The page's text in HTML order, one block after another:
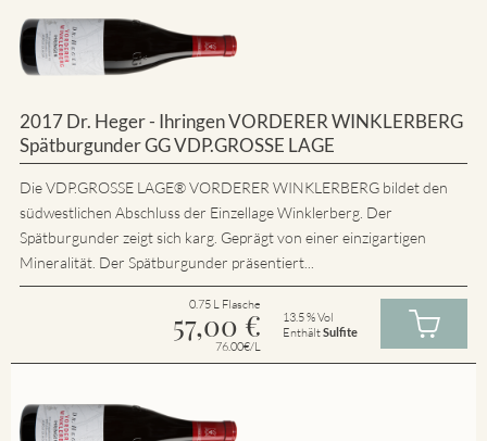
2017 Dr. Heger - Ihringen VORDERER WINKLERBERG
Spätburgunder GG VDP.GROSSE LAGE
Die VDP.GROSSE LAGE® VORDERER WINKLERBERG bildet den
südwestlichen Abschluss der Einzellage Winklerberg. Der
Spätburgunder zeigt sich karg. Geprägt von einer einzigartigen
Mineralität. Der Spätburgunder präsentiert...
0.75 L Flasche
57,00 €
76.00€/L
13.5 % Vol
EnthältSulfite